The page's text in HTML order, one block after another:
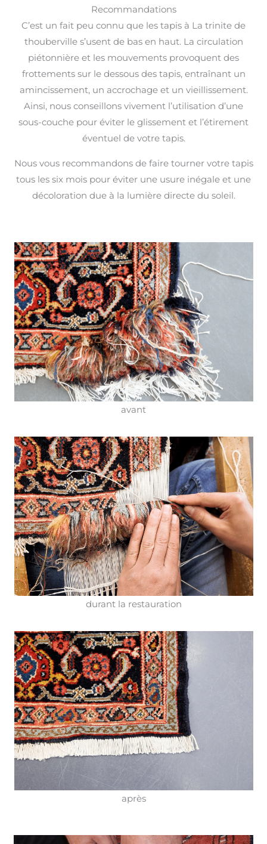
Recommandations
C’est un fait peu connu que les tapis à La trinite de
thouberville s’usent de bas en haut. La circulation
piétonnière et les mouvements provoquent des
frottements sur le dessous des tapis, entraînant un
amincissement, un accrochage et un vieillissement.
Ainsi, nous conseillons vivement l’utilisation d’une
sous-couche pour éviter le glissement et l’étirement
éventuel de votre tapis.
Nous vous recommandons de faire tourner votre tapis
tous les six mois pour éviter une usure inégale et une
décoloration due à la lumière directe du soleil.
avant
durant la restauration
après